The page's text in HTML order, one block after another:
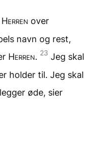
Herren over
navn og rest,
Herren. 23 Jeg skal
holder til. Jeg skal
øde, sier